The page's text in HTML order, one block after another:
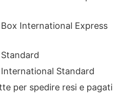
International Express
Standard
per spedire resi e pagati